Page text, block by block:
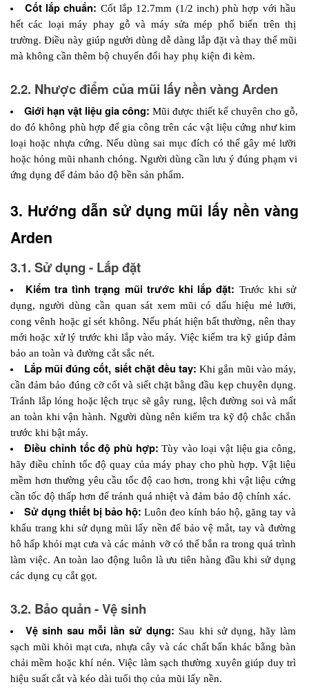
Cốt lắp chuẩn: Cốt lắp 12.7mm (1/2 inch) phù hợp với hầu
hết các loại máy phay gỗ và máy sửa mép phổ biến trên thị
trường. Điều này giúp người dùng dễ dàng lắp đặt và thay thế mũi
mà không cần thêm bộ chuyển đổi hay phụ kiện đi kèm.
2.2. Nhược điểm của mũi lấy nền vàng Arden
Giới hạn vật liệu gia công: Mũi được thiết kế chuyên cho gỗ,
do đó không phù hợp để gia công trên các vật liệu cứng như kim
loại hoặc nhựa cứng. Nếu dùng sai mục đích có thể gây mẻ lưỡi
hoặc hỏng mũi nhanh chóng. Người dùng cần lưu ý đúng phạm vi
ứng dụng để đảm bảo độ bền sản phẩm.
3. Hướng dẫn sử dụng mũi lấy nền vàng
Arden
3.1. Sử dụng - Lắp đặt
Kiểm tra tình trạng mũi trước khi lắp đặt: Trước khi sử
dụng, người dùng cần quan sát xem mũi có dấu hiệu mẻ lưỡi,
cong vênh hoặc gỉ sét không. Nếu phát hiện bất thường, nên thay
mới hoặc xử lý trước khi lắp vào máy. Việc kiểm tra kỹ giúp đảm
bảo an toàn và đường cắt sắc nét.
Lắp mũi đúng cốt, siết chặt đều tay: Khi gắn mũi vào máy,
cần đảm bảo đúng cỡ cốt và siết chặt bằng đầu kẹp chuyên dụng.
Tránh lắp lỏng hoặc lệch trục sẽ gây rung, lệch đường soi và mất
an toàn khi vận hành. Người dùng nên kiểm tra kỹ độ chắc chắn
trước khi bật máy.
Điều chỉnh tốc độ phù hợp: Tùy vào loại vật liệu gia công,
hãy điều chỉnh tốc độ quay của máy phay cho phù hợp. Vật liệu
mềm hơn thường yêu cầu tốc độ cao hơn, trong khi vật liệu cứng
cần tốc độ thấp hơn để tránh quá nhiệt và đảm bảo độ chính xác.
Sử dụng thiết bị bảo hộ: Luôn đeo kính bảo hộ, găng tay và
khẩu trang khi sử dụng mũi lấy nền để bảo vệ mắt, tay và đường
hô hấp khỏi mạt cưa và các mảnh vỡ có thể bắn ra trong quá trình
làm việc. An toàn lao động luôn là ưu tiên hàng đầu khi sử dụng
các dụng cụ cắt gọt.
3.2. Bảo quản - Vệ sinh
Vệ sinh sau mỗi lần sử dụng: Sau khi sử dụng, hãy làm
sạch mũi khỏi mạt cưa, nhựa cây và các chất bẩn khác bằng bàn
chải mềm hoặc khí nén. Việc làm sạch thường xuyên giúp duy trì
hiệu suất cắt và kéo dài tuổi thọ của mũi lấy nền.